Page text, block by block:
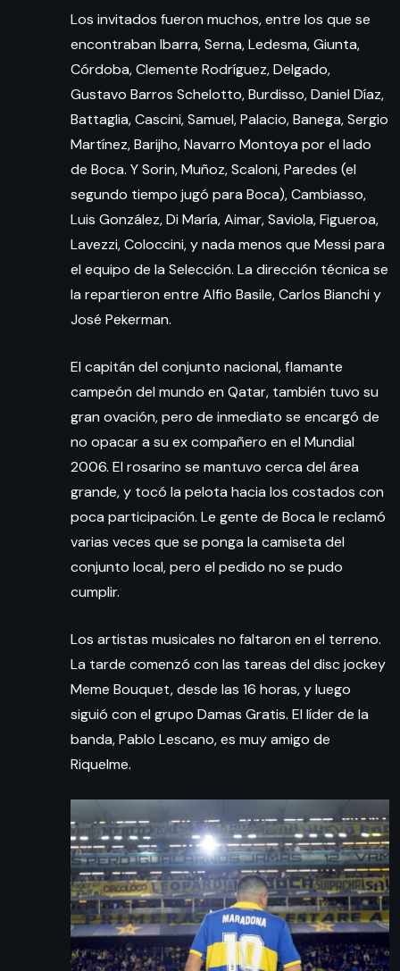
Los invitados fueron muchos, entre los que se
encontraban Ibarra, Serna, Ledesma, Giunta,
Córdoba, Clemente Rodríguez, Delgado,
Gustavo Barros Schelotto, Burdisso, Daniel Díaz,
Battaglia, Cascini, Samuel, Palacio, Banega, Sergio
Martínez, Barijho, Navarro Montoya por el lado
de Boca. Y Sorin, Muñoz, Scaloni, Paredes (el
segundo tiempo jugó para Boca), Cambiasso,
Luis González, Di María, Aimar, Saviola, Figueroa,
Lavezzi, Coloccini, y nada menos que Messi para
el equipo de la Selección. La dirección técnica se
la repartieron entre Alfio Basile, Carlos Bianchi y
José Pekerman.
El capitán del conjunto nacional, flamante
campeón del mundo en Qatar, también tuvo su
gran ovación, pero de inmediato se encargó de
no opacar a su ex compañero en el Mundial
2006. El rosarino se mantuvo cerca del área
grande, y tocó la pelota hacia los costados con
poca participación. Le gente de Boca le reclamó
varias veces que se ponga la camiseta del
conjunto local, pero el pedido no se pudo
cumplir.
Los artistas musicales no faltaron en el terreno.
La tarde comenzó con las tareas del disc jockey
Meme Bouquet, desde las 16 horas, y luego
siguió con el grupo Damas Gratis. El líder de la
banda, Pablo Lescano, es muy amigo de
Riquelme.